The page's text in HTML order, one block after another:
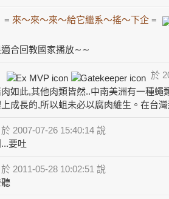
= 來～來～來～給它繼系～搖～下企 =
適合回教國家播放∼∼
於
肉如此,其他肉類皆然..中南美洲有一種
成長的,所以蛆未必以腐肉維生。在台
於 2007-07-26 15:40:14 說
要吐
於 2011-05-28 10:02:51 說